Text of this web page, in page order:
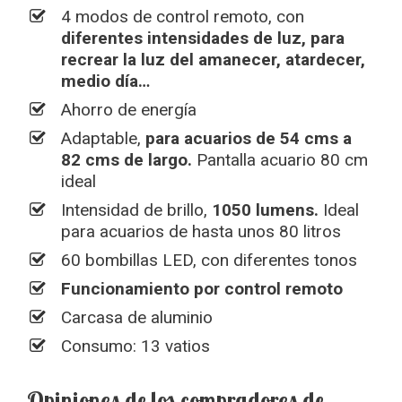
4 modos de control remoto, con
diferentes intensidades de luz, para
recrear la luz del amanecer, atardecer,
medio día…
Ahorro de energía
Adaptable, para acuarios de 54 cms a
82 cms de largo. Pantalla acuario 80 cm
ideal
Intensidad de brillo, 1050 lumens. Ideal
para acuarios de hasta unos 80 litros
60 bombillas LED, con diferentes tonos
Funcionamiento por control remoto
Carcasa de aluminio
Consumo: 13 vatios